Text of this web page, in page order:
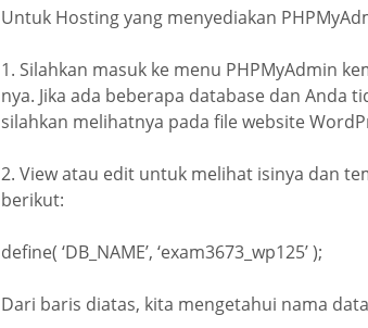
Untuk Hosting yang menyediakan
1. Silahkan masuk ke menu PHPMyAdmin
nya. Jika ada beberapa database dan Anda
silahkan melihatnya pada file website
2. View atau edit untuk melihat isinya dan
berikut:
define( ‘DB_NAME’, ‘exam3673_wp125’ );
Dari baris diatas, kita mengetahui nama